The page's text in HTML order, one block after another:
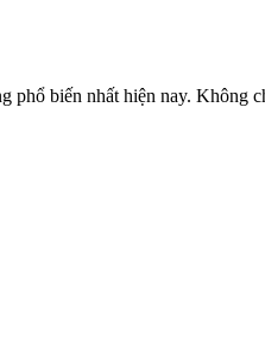
biến nhất hiện nay. Không